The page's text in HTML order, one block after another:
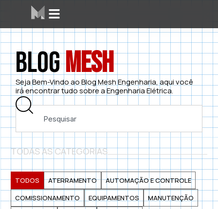
BlogMesh
Seja Bem-Vindo ao Blog Mesh Engenharia, aqui você
irá encontrar tudo sobre a Engenharia Elétrica.
TODAS AS CATEGORIAS
ATERRAMENTO
AUTOMAÇÃO E CONTROLE
COMISSIONAMENTO
EQUIPAMENTOS
MANUTENÇÃO
TODOS